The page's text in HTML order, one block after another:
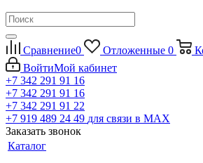
Сравнение0 Отложенные 0
ВойтиМой кабинет
+7 342 291 91 16
+7 342 291 91 16
+7 342 291 91 22
+7 919 489 24 49 для связи в МАХ
Заказать звонок
Каталог